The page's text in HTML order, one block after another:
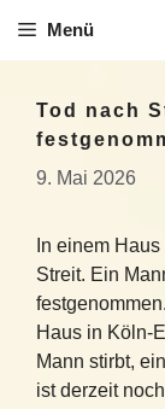
Inhalt
Menü
Tod nach
9. Mai 2026
In einem
Streit. Ein
Haus in Köln-
Mann stirbt,
ist derzeit